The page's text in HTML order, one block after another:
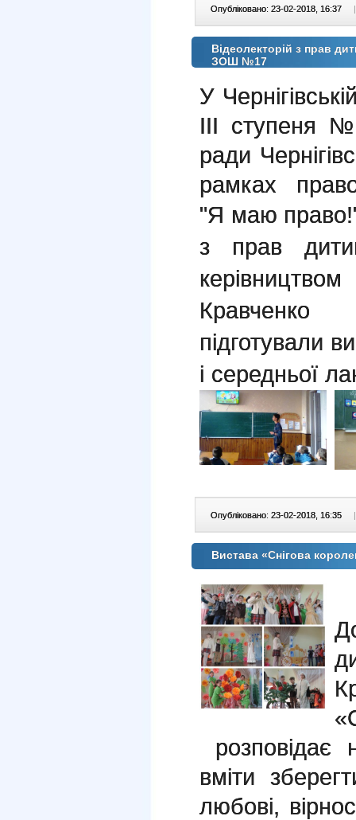
Опубліковано: 23-02-2018, 16:37 |
Відеолекторій з прав
ЗОШ №17
У
ІІІ ступеня №
ради
рамках
"Я маю
з прав
Кравченко
підготували
і середньої
Опубліковано: 23-02-2018, 16:35 |
Вистава «Снігова
вміти
любові,